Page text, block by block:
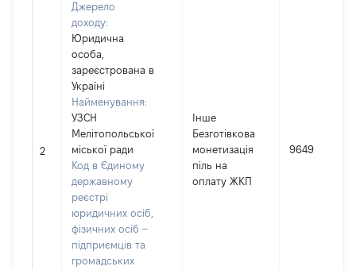
2
Джерело
доходу:
Юридична
особа,
зареєстрована в
Україні
Найменування:
УЗСН
Мелітопольської
міської ради
Код в Єдиному
державному
реєстрі
юридичних осіб,
фізичних осіб –
підприємців та
громадських
Інше
Безготівкова
монетизація
піль на
оплату ЖКП
9649